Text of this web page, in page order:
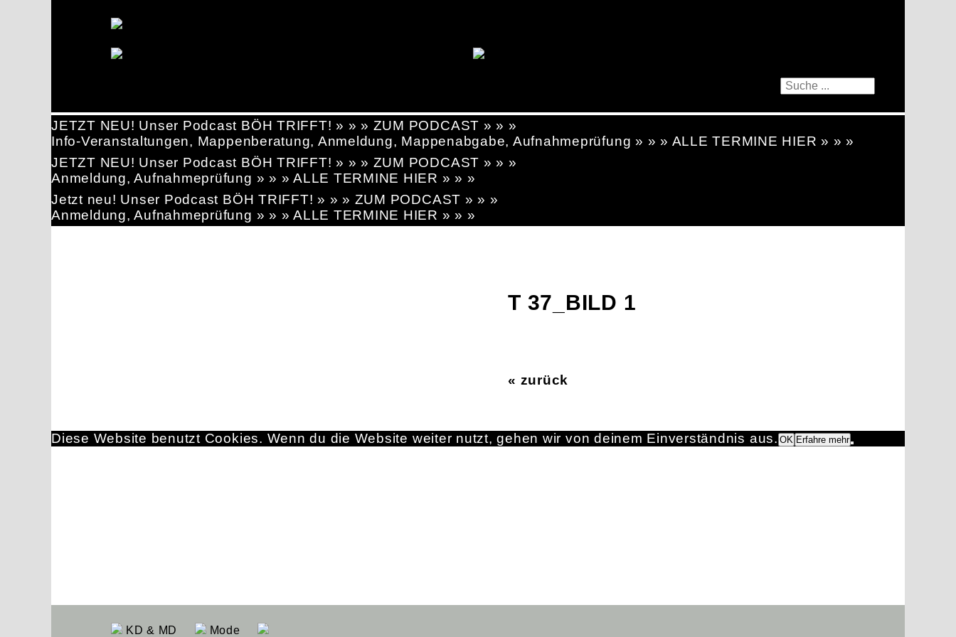
JETZT NEU! Unser Podcast BÖH TRIFFT! » » » ZUM PODCAST » » »
Info-Veranstaltungen, Mappenberatung, Anmeldung, Mappenabgabe, Aufnahmeprüfung » » » ALLE TERMINE HIER » » »
JETZT NEU! Unser Podcast BÖH TRIFFT! » » » ZUM PODCAST » » »
Anmeldung, Aufnahmeprüfung » » » ALLE TERMINE HIER » » »
Jetzt neu! Unser Podcast BÖH TRIFFT! » » » ZUM PODCAST » » »
Anmeldung, Aufnahmeprüfung » » » ALLE TERMINE HIER » » »
T 37_BILD 1
« zurück
KD & MD Mode
Diese Website benutzt Cookies. Wenn du die Website weiter nutzt, gehen wir von deinem Einverständnis aus. OK Erfahre mehr